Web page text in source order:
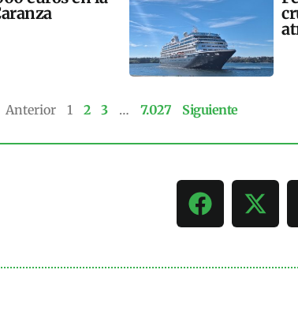
Anterior 1 2 3 … 7.027 Siguiente